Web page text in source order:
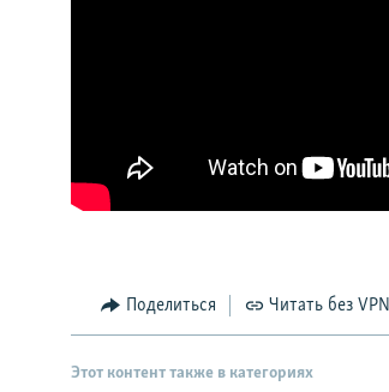
Поделиться Читать без VPN
Этот контент также в категориях